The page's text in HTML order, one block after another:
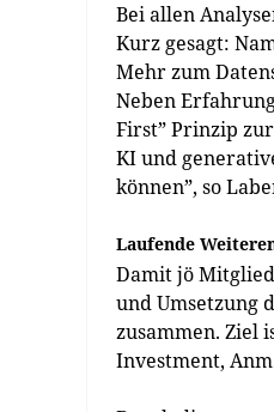
Bei allen
Kurz gesagt:
Mehr zum
Neben
First” Prinzip
KI und
können”, so
Laufende
Damit jö
und Umsetzung
zusammen. Ziel
Investment,